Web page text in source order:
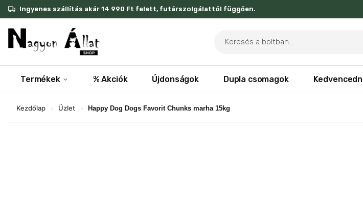
Skip
to
content
Ingyenes szállítás akár 14 990 Ft felett, futárszolgálattól függően.
search
Termékek % Akciók Újdonságok Dupla csomagok
Kezdőlap Üzlet Happy Dog Dogs Favorit Chunks marha 15kg